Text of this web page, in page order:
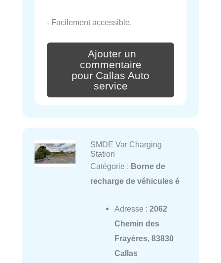
- Facilement accessible.
Ajouter un
commentaire
pour Callas Auto
service
SMDE Var Charging
Station
Catégorie : Borne de
recharge de véhicules é
Adresse : 2062
Chemin des
Frayères, 83830
Callas